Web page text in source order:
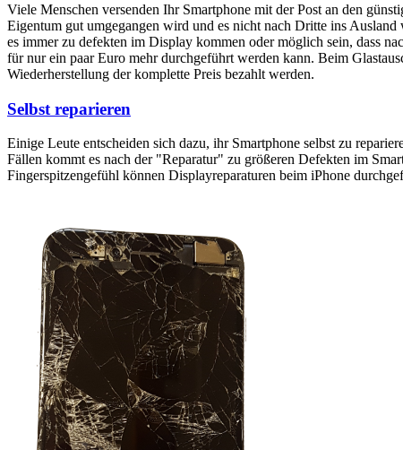
Viele Menschen versenden Ihr Smartphone mit der Post an den
Eigentum gut umgegangen wird und es nicht nach Dritte ins
es immer zu defekten im Display kommen oder möglich sein, dass
für nur ein paar Euro mehr durchgeführt werden kann. Beim
Wiederherstellung der komplette Preis bezahlt werden.
Selbst reparieren
Einige Leute entscheiden sich dazu, ihr Smartphone selbst zu
Fällen kommt es nach der "Reparatur" zu größeren Defekten im
Fingerspitzengefühl können Displayreparaturen beim iPhone